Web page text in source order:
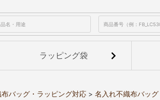
ラッピング袋
バッグ・ラッピング対応 名入れ不織布バッ